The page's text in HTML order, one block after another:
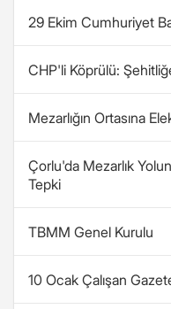
29 Ekim Cumhuriyet
CHP'li Köprülü:
Mezarlığın Ortasına
Çorlu'da Mezarlık
Tepki
TBMM Genel Kurulu
10 Ocak Çalışan